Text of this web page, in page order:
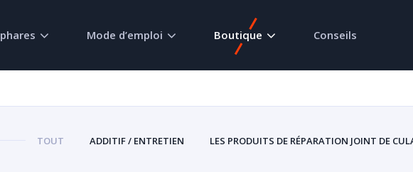
Mode d’emploi Boutique Conseils
TOUT ADDITIF / ENTRETIEN LES PRODUITS DE RÉPARATION JOINT DE